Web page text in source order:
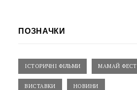
ПОЗНАЧКИ
ІСТОРИЧНІ ФІЛЬМИ МАМАЙ ФЕСТ
ВИСТАВКИ НОВИНИ